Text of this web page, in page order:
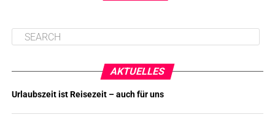
AKTUELLES
Urlaubszeit ist Reisezeit – auch für uns